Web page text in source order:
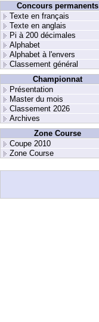
Concours permanents
Texte en français
Texte en anglais
Pi à 200 décimales
Alphabet
Alphabet à l'envers
Classement général
Championnat
Présentation
Master du mois
Classement 2026
Archives
Zone Course
Coupe 2010
Zone Course